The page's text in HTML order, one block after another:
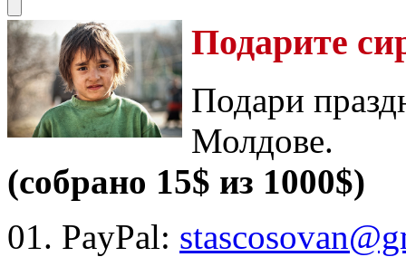
Подарите
Подари
Молдове.
(собрано 15$ из 1000$)
01. PayPal: